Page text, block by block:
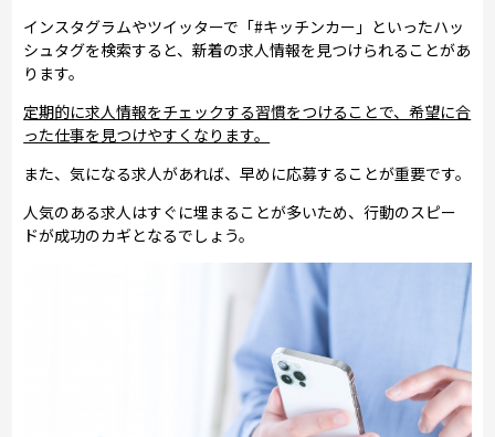
インスタグラムやツイッターで「#キッチンカー」といったハッ
シュタグを検索すると、新着の求人情報を見つけられることがあ
ります。
定期的に求人情報をチェックする習慣をつけることで、希望に合
った仕事を見つけやすくなります。
また、気になる求人があれば、早めに応募することが重要です。
人気のある求人はすぐに埋まることが多いため、行動のスピー
ドが成功のカギとなるでしょう。